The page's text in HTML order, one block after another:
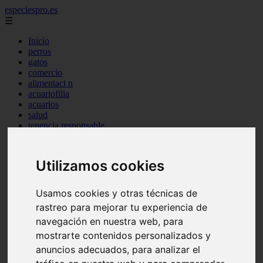
Utilizamos cookies
Usamos cookies y otras técnicas de
rastreo para mejorar tu experiencia de
navegación en nuestra web, para
mostrarte contenidos personalizados y
anuncios adecuados, para analizar el
especiespro.es
☰
Inicio
perros
gatos
comercio
alimentaci n
acuariofilia
acuarios
salud
tenencia responsable
marketing
peque os mam feros
verano
legislaci n
peluquer a
accesorios
peluquer a canina
complementos